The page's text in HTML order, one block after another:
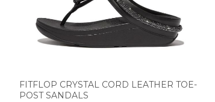
FITFLOP CRYSTAL CORD LEATHER TOE-
POST SANDALS